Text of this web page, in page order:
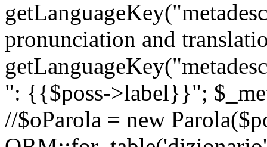
pronunciation and
": {{$poss->label}}";
//$oParola = new